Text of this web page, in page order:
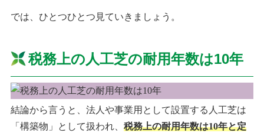
では、ひとつひとつ見ていきましょう。
税務上の人工芝の耐用年数は10年
結論から言うと、法人や事業用として設置する人工芝は
「構築物」として扱われ、税務上の耐用年数は10年と定